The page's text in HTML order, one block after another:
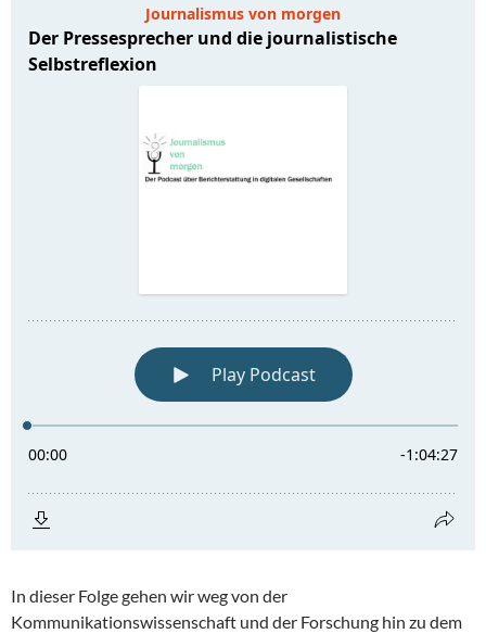
In dieser Folge gehen wir weg von der
Kommunikationswissenschaft und der Forschung hin zu dem